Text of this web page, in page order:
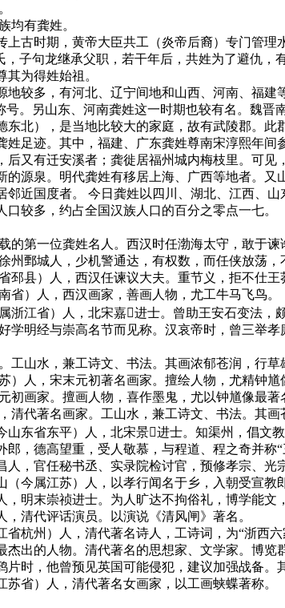
均有龚姓。
上古时期，黄帝大臣共工（炎帝后裔）专门管
，子句龙继承父职，若干年后，共姓为了避仇
其为得姓始祖。
地较多，有河北、辽宁间地和山西、河南、福
号。另山东、河南龚姓这一时期也较有名。魏
东北），是当地比较大的家庭，故有武陵郡。
姓足迹。其中，福建、广东龚姓尊南宋淳熙年
后又有迁安溪者；龚徙居福州城内梅枝里。可
的源泉。明代龚姓有移居上海、广西等地者。
邻近国度者。 今日龚姓以四川、湖北、江西、
口较多，约占全国汉族人口的百分之零点一七。
的第一位龚姓名人。西汉时任渤海太守，敢于
州鄄城人，少机警通达，有权数，而任侠放荡
邳县）人，西汉任谏议大夫。重节义，拒不仕王
省）人，西汉画家，善画人物，尤工牛马飞鸟。
浙江省）人，北宋嘉进士。曾助王安石变法，
学明经与崇高名节而见称。汉哀帝时，曾三举
工山水，兼工诗文、书法。其画浓郁苍润，行草
）人，宋末元初著名画家。擅绘人物，尤精钟馗
初画家。擅画人物，喜作墨鬼，尤以钟馗像最著
清代著名画家。工山水，兼工诗文、书法。其画
山东省东平）人，北宋景进士。知渠州，倡文
郎，德高望重，受人敬慕，与程道、程之奇并称“
人，官任秘书丞、实录院检讨官，预修孝宗、光
（今属江苏）人，以孝行闻名于乡，入朝受宣教
，明末崇祯进士。为人旷达不拘俗礼，博学能文
，清代评话演员。以演说《清风闸》著名。
省杭州）人，清代著名诗人，工诗词，为“浙西
杰出的人物。清代著名的思想家、文学家。博
片时，他曾预见英国可能侵犯，建议加强战备。
苏省）人，清代著名女画家，以工画蛱蝶著称。